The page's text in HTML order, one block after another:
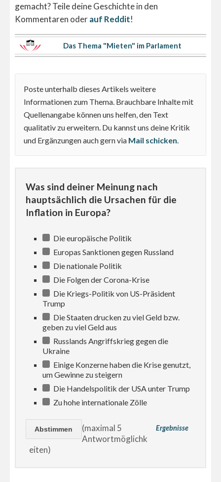
gemacht? Teile deine Geschichte in den
Kommentaren oderauf Reddit!
Das Thema "Mieten" im Parlament
Poste unterhalb dieses Artikels weitere
Informationen zum Thema. Brauchbare Inhalte mit
Quellenangabe können uns helfen, den Text
qualitativ zu erweitern. Du kannst uns deine Kritik
und Ergänzungen auch gern via Mail schicken
Was sind deiner Meinung nach
hauptsächlich die Ursachen für die
Inflation in Europa?
Die europäische Politik
Europas Sanktionen gegen Russland
Die nationale Politik
Die Folgen der Corona-Krise
Die Kriegs-Politik von US-Präsident
Trump
Die Staaten drucken zu viel Geld bzw.
geben zu viel Geld aus
Russlands Angriffskrieg gegen die
Ukraine
Einige Konzerne haben die Krise genutzt,
um Gewinne zu steigern
Die Handelspolitik der USA unter Trump
Zu hohe internationale Zölle
Ergebnisse
(maximal 5
Antwortmöglichk
eiten)